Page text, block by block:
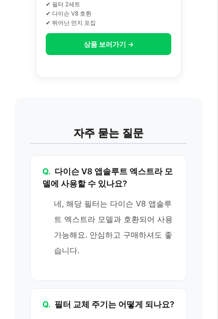
✔ 필터 2세트
✔ 다이슨 V8 호환
✔ 뛰어난 먼지 포집
상품 보러가기 →
자주 묻는 질문
Q. 다이슨 V8 앱솔루트 엑스트라 모
델에 사용할 수 있나요?
네, 해당 필터는 다이슨 V8 앱솔루
트 엑스트라 모델과 호환되어 사용
가능해요. 안심하고 구매하셔도 좋
습니다.
Q. 필터 교체 주기는 어떻게 되나요?